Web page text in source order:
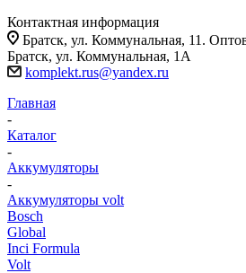
Контактная информация
Братск, ул. Коммунальная, 11.
Братск, ул. Коммунальная, 1А
komplekt.rus@yandex.ru
Главная
-
Каталог
-
Аккумуляторы
-
Аккумуляторы volt
Bosch
Global
Inci Formula
Volt